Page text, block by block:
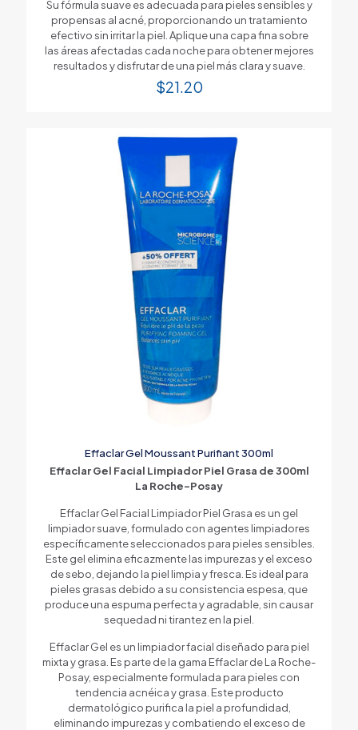
Su fórmula suave es adecuada para pieles sensibles y
propensas al acné, proporcionando un tratamiento
efectivo sin irritar la piel. Aplique una capa fina sobre
las áreas afectadas cada noche para obtener mejores
resultados y disfrutar de una piel más clara y suave.
$21.20
Effaclar Gel Moussant Purifiant 300ml
Effaclar Gel Facial Limpiador Piel Grasa de 300ml
La Roche-Posay
Effaclar Gel Facial Limpiador Piel Grasa es un gel
limpiador suave, formulado con agentes limpiadores
específicamente seleccionados para pieles sensibles.
Este gel elimina eficazmente las impurezas y el exceso
de sebo, dejando la piel limpia y fresca. Es ideal para
pieles grasas debido a su consistencia espesa, que
produce una espuma perfecta y agradable, sin causar
sequedad ni tirantez en la piel.
Effaclar Gel es un limpiador facial diseñado para piel
mixta y grasa. Es parte de la gama Effaclar de La Roche-
Posay, especialmente formulada para pieles con
tendencia acnéica y grasa. Este producto
dermatológico purifica la piel a profundidad,
eliminando impurezas y combatiendo el exceso de